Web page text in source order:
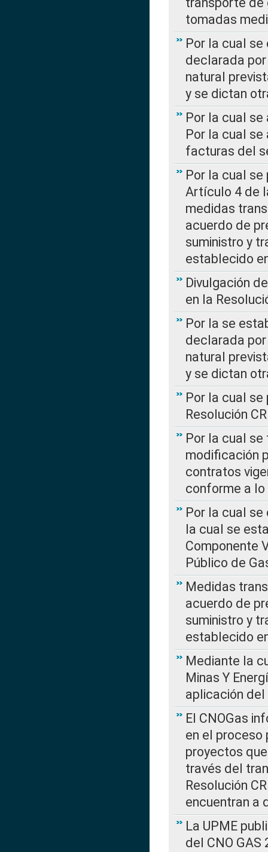
tomadas
Por la cual
declarada
natural
y se dictan
Por la cual se
Por la cual
facturas del
Por la cual
Artículo 4 de
medidas
acuerdo de
suministro y
establecido
Divulgación
en la
Por la se
declarada
natural
y se dictan
Por la cual
Resolución
Por la cual
modificación
contratos
conforme a lo
Por la cual se
la cual se
Componente
Público de
Medidas
acuerdo de
suministro y
establecido
Mediante la
Minas Y
aplicación
El CNOGas
en el proceso
proyectos
través del
Resolución
encuentran a
La UPME
del CNO